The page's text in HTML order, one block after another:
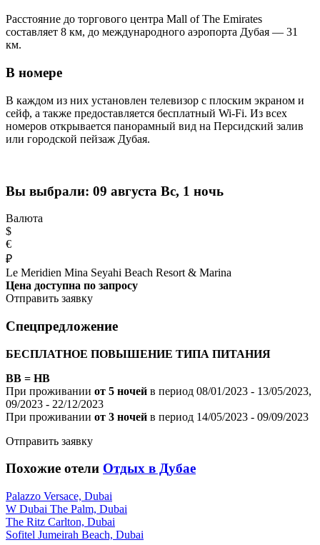
Расстояние до торгового центра Mall of The Emirates
составляет 8 км, до международного аэропорта Дубая — 31
км.
В номере
В каждом из них установлен телевизор с плоским экраном и
сейф, а также предоставляется бесплатный Wi-Fi. Из всех
номеров открывается панорамный вид на Персидский залив
или городской пейзаж Дубая.
Вы выбрали: 09 августа Вс, 1 ночь
Валюта
$
€
₽
Le Meridien Mina Seyahi Beach Resort & Marina
Цена доступна по запросу
Отправить заявку
Спецпредложение
БЕСПЛАТНОЕ ПОВЫШЕНИЕ ТИПА ПИТАНИЯ
BB = HB
При проживании от 5 ночей в период 08/01/2023 - 13/05/2023,
09/2023 - 22/12/2023
При проживании от 3 ночей в период 14/05/2023 - 09/09/2023
Отправить заявку
Похожие отели Отдых в Дубае
Palazzo Versace, Dubai
W Dubai The Palm, Dubai
The Ritz Carlton, Dubai
Sofitel Jumeirah Beach, Dubai